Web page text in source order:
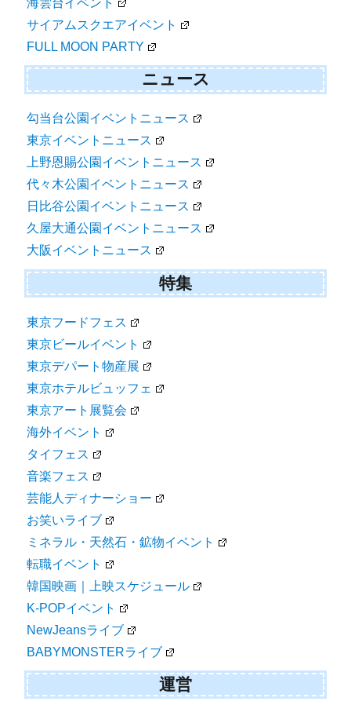
海雲台イベント
サイアムスクエアイベント
FULL MOON PARTY
ニュース
勾当台公園イベントニュース
東京イベントニュース
上野恩賜公園イベントニュース
代々木公園イベントニュース
日比谷公園イベントニュース
久屋大通公園イベントニュース
大阪イベントニュース
特集
東京フードフェス
東京ビールイベント
東京デパート物産展
東京ホテルビュッフェ
東京アート展覧会
海外イベント
タイフェス
音楽フェス
芸能人ディナーショー
お笑いライブ
ミネラル・天然石・鉱物イベント
転職イベント
韓国映画｜上映スケジュール
K-POPイベント
NewJeansライブ
BABYMONSTERライブ
運営